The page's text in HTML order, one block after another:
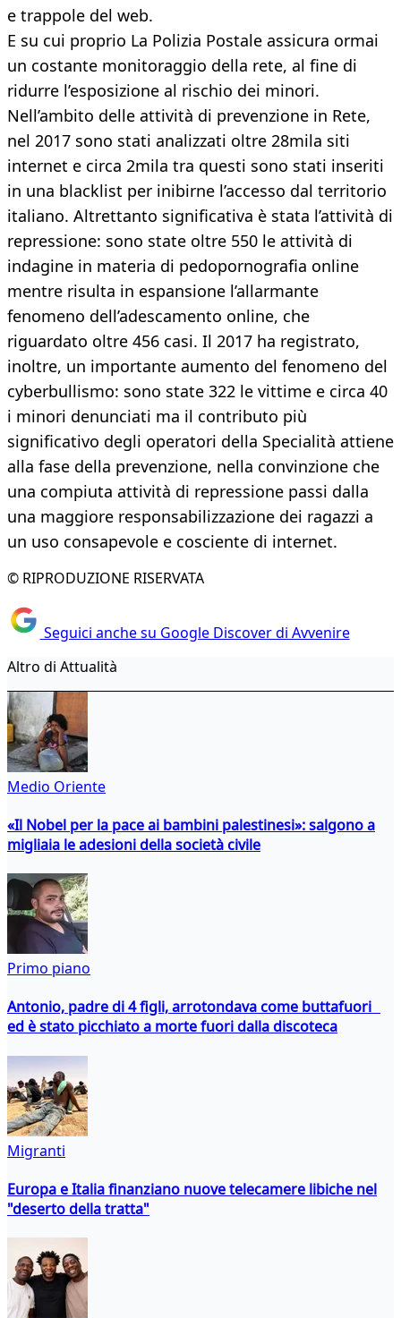
e trappole del web.
E su cui proprio La Polizia Postale assicura ormai
un costante monitoraggio della rete, al fine di
ridurre l’esposizione al rischio dei minori.
Nell’ambito delle attività di prevenzione in Rete,
nel 2017 sono stati analizzati oltre 28mila siti
internet e circa 2mila tra questi sono stati inseriti
in una blacklist per inibirne l’accesso dal territorio
italiano. Altrettanto significativa è stata l’attività di
repressione: sono state oltre 550 le attività di
indagine in materia di pedopornografia online
mentre risulta in espansione l’allarmante
fenomeno dell’adescamento online, che
riguardato oltre 456 casi. Il 2017 ha registrato,
inoltre, un importante aumento del fenomeno del
cyberbullismo: sono state 322 le vittime e circa 40
i minori denunciati ma il contributo più
significativo degli operatori della Specialità attiene
alla fase della prevenzione, nella convinzione che
una compiuta attività di repressione passi dalla
una maggiore responsabilizzazione dei ragazzi a
un uso consapevole e cosciente di internet.
© RIPRODUZIONE RISERVATA
Seguici anche su Google Discover di Avvenire
Altro di Attualità
Medio Oriente
«Il Nobel per la pace ai bambini palestinesi»: salgono a
migliaia le adesioni della società civile
Primo piano
Antonio, padre di 4 figli, arrotondava come buttafuori
ed è stato picchiato a morte fuori dalla discoteca
Migranti
Europa e Italia finanziano nuove telecamere libiche nel
"deserto della tratta"